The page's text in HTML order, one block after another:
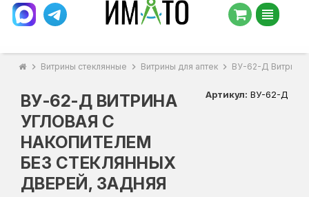
view_headline
chevron_right Витрины стеклянные chevron_right Витрины для аптек chevron_right ВУ-62-Д Витрина
ВУ-62-Д ВИТРИНА
УГЛОВАЯ С
НАКОПИТЕЛЕМ
БЕЗ СТЕКЛЯННЫХ
ДВЕРЕЙ, ЗАДНЯЯ
Артикул: ВУ-62-Д